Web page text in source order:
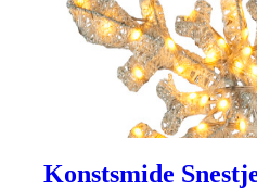
Konstsmide